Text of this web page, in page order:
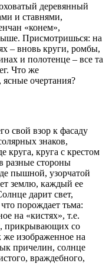
деревянный
и ставнями,
«конем»,
Присмотришься: на
– вновь круги, ромбы,
и полотенце – все та
Что же
очертания?
свой взор к фасаду
знаков,
круга с крестом
разные стороны
пышной, узорчатой
землю, каждый ее
дарит свет,
порождает тьма:
на «кистях», т.е.
прикрывающих со
изображенное на
причелин, солнце
враждебного,